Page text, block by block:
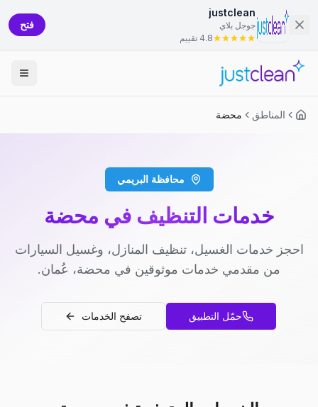
justclean
جوجل بلاي
4.8 تقييم
فتح
المناطق محضة
محافظة البريمي
خدمات التنظيف في محضة
احجز خدمات الغسيل، تنظيف المنازل، وغسيل السيارات
من مقدمي خدمات موثوقين في محضة، عُمان.
حمّل التطبيق تصفح الخدمات